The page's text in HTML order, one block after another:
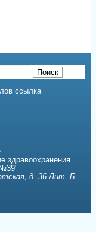
ссылка
здравоохранения
№39"
д. 36 Лит. Б